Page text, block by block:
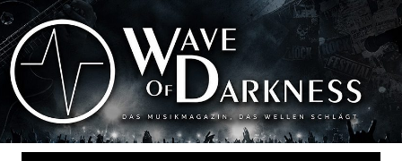
Zum
Inhalt
springen
Wave of Darkness
Das Musikmagazin, das Wellen schlägt. Konzerte, Festivals, Events,
Fotos, Termine, Interviews, Berichte, Musik